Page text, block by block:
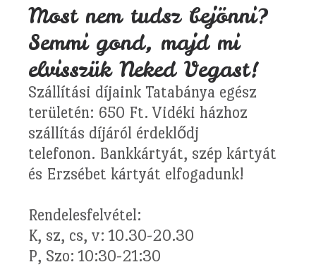
Most nem tudsz bejönni?
Semmi gond, majd mi
elvisszük Neked Vegast!
Szállítási díjaink Tatabánya egész
területén: 650 Ft. Vidéki házhoz
szállítás díjáról érdeklődj
telefonon. Bankkártyát, szép kártyát
és Erzsébet kártyát elfogadunk!
Rendelesfelvétel:
K, sz, cs, v: 10.30-20.30
P, Szo: 10:30-21:30